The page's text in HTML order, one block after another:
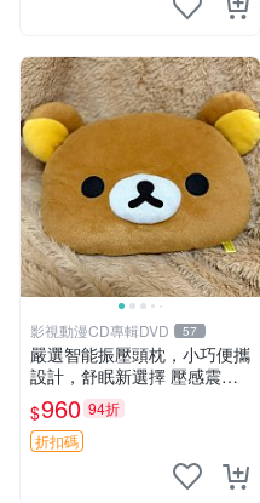
影視動漫CD專輯DVD 57
嚴選智能振壓頭枕，小巧便攜
設計，舒眠新選擇 壓感震動
頭枕 確切尺寸 小巧便攜
$960 94折
折扣碼